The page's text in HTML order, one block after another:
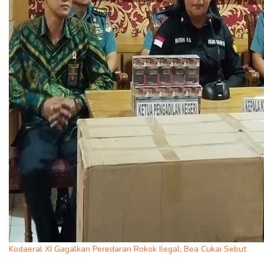
Kodaeral XI Gagalkan Peredaran Rokok Ilegal, Bea Cukai Sebut